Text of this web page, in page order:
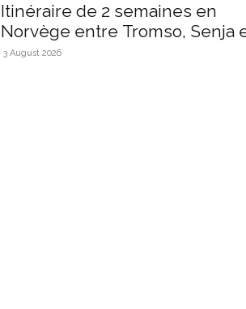
Itinéraire de 2 semaines en
Norvège entre Tromso, Senja
les...
3 August 2026